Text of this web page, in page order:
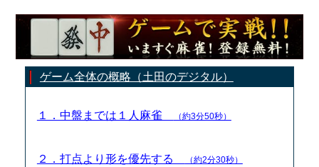
ゲーム全体の概略（土田のデジタル）
１．中盤までは１人麻雀 （約3分50秒）
２．打点より形を優先する （約2分30秒）